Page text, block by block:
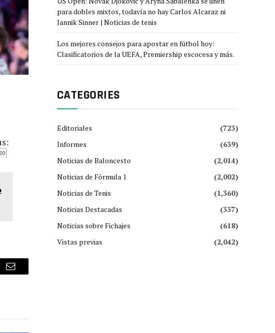
Email
para dobles mixtos, todavía no hay Carlos Alcaraz ni
Jannik Sinner | Noticias de tenis
Los mejores consejos para apostar en fútbol hoy:
Clasificatorios de la UEFA, Premiership escocesa y más.
CATEGORIES
Editoriales
(723)
Informes
(639)
Noticias de Baloncesto
(2,014)
Noticias de Fórmula 1
(2,002)
Noticias de Tenis
(1,360)
Noticias Destacadas
(337)
Noticias sobre Fichajes
(618)
Vistas previas
(2,042)